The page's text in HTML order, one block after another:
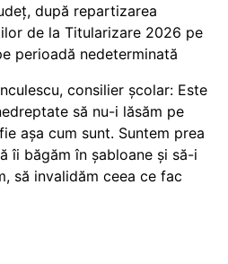
după repartizarea
de la Titularizare 2026 pe
perioadă nedeterminată
consilier școlar: Este
să nu-i lăsăm pe
așa cum sunt. Suntem prea
îi băgăm în șabloane și să-i
să invalidăm ceea ce fac